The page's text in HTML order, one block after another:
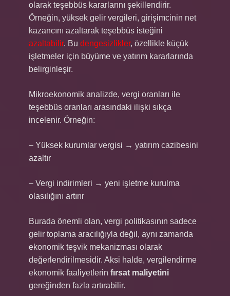
olarak teşebbüs kararlarını şekillendirir.
Örneğin, yüksek gelir vergileri, girişimcinin net
kazancını azaltarak teşebbüs isteğini
azaltabilir. Bu dengesizlikler, özellikle küçük
işletmeler için büyüme ve yatırım kararlarında
belirginleşir.
Mikroekonomik analizde, vergi oranları ile
teşebbüs oranları arasındaki ilişki sıkça
incelenir. Örneğin:
– Yüksek kurumlar vergisi → yatırım cazibesini
azaltır
– Vergi indirimleri → yeni işletme kurulma
olasılığını artırır
Burada önemli olan, vergi politikasının sadece
gelir toplama aracılığıyla değil, aynı zamanda
ekonomik teşvik mekanizması olarak
değerlendirilmesidir. Aksi halde, vergilendirme
ekonomik faaliyetlerin fırsat maliyetini
gereğinden fazla artırabilir.